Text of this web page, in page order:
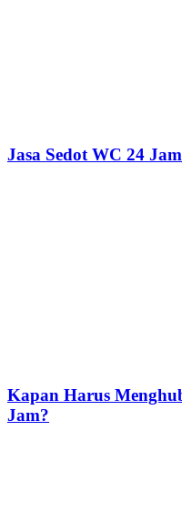
Jasa Sedot WC 24
Kapan Harus
Jam?